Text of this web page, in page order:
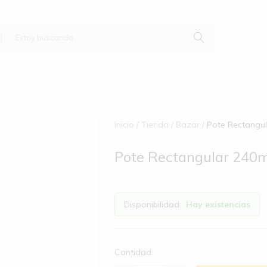
Inicio Tienda Bazar Pote
Pote Rectangular
Disponibilidad: Hay existencias
Cantidad: